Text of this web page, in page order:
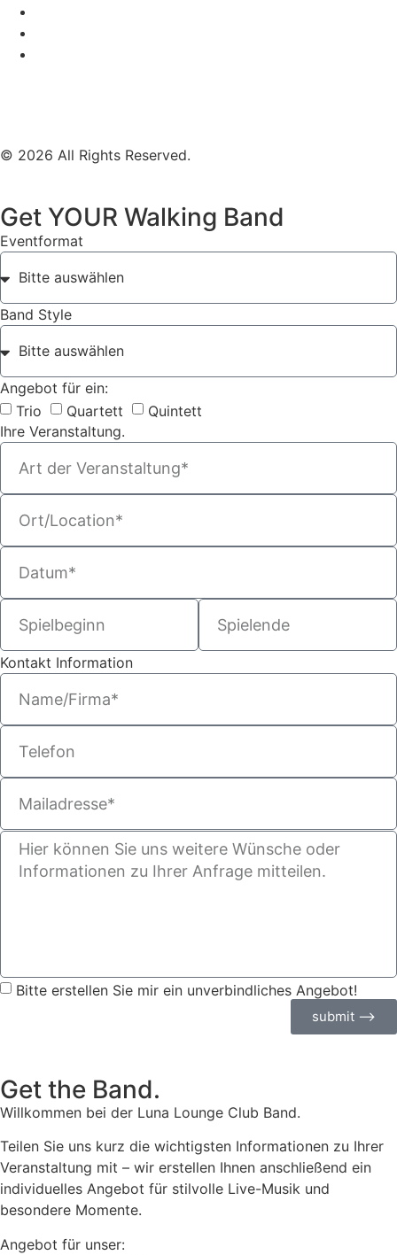
© 2026 All Rights Reserved.
Get YOUR Walking Band
Eventformat
Band Style
Angebot für ein:
Trio
Quartett
Quintett
Ihre Veranstaltung.
Kontakt Information
Bitte erstellen Sie mir ein unverbindliches Angebot!
submit ⟶
Get the Band.
Willkommen bei der Luna Lounge Club Band.
Teilen Sie uns kurz die wichtigsten Informationen zu Ihrer
Veranstaltung mit – wir erstellen Ihnen anschließend ein
individuelles Angebot für stilvolle Live-Musik und
besondere Momente.
Angebot für unser: